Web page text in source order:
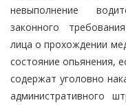
невыполнение
законного
лица о прохождении
состояние опьянения,
содержат уголовно
административного